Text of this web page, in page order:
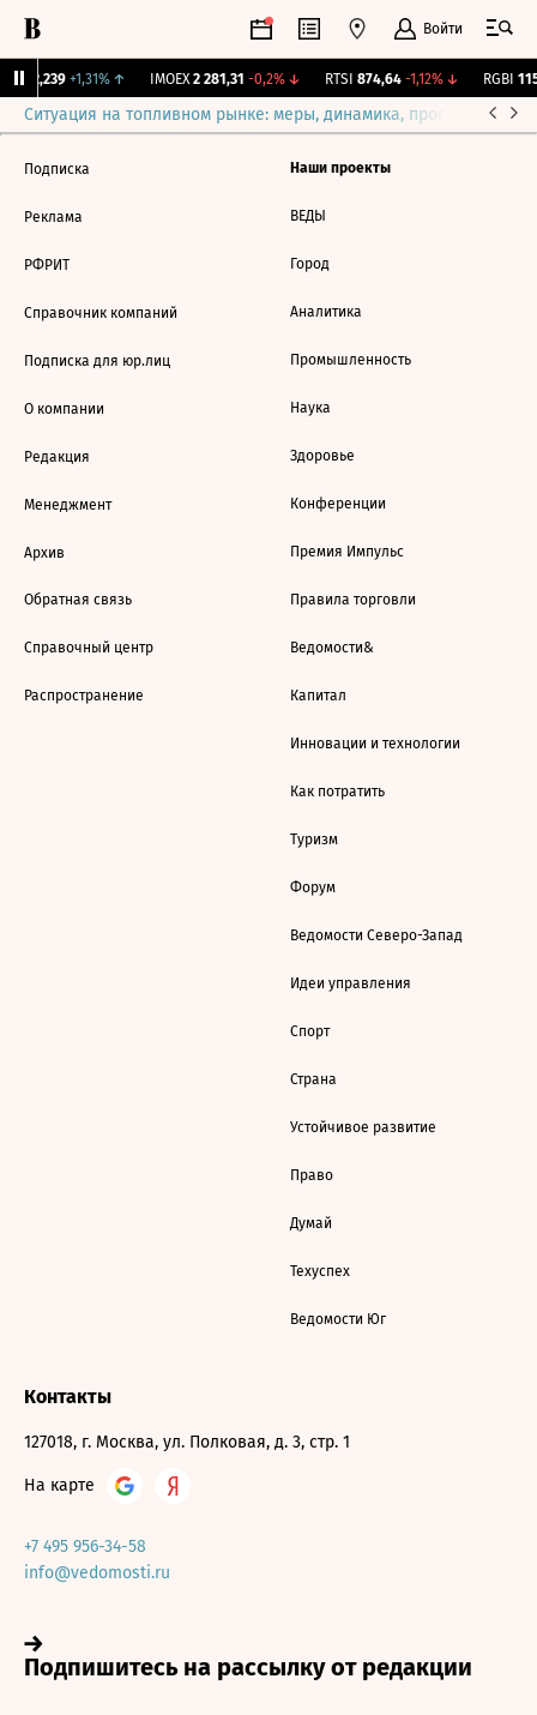
Войти
12,239 +1,31%↑ IMOEX 2 281,31 -0,2%↓ RTSI 874,64 -1,12%↓ RGBI
Ситуация на топливном рынке: меры, динамика, прогнозы
Подписка
Реклама
РФРИТ
Справочник компаний
Подписка для юр.лиц
О компании
Редакция
Менеджмент
Архив
Обратная связь
Справочный центр
Распространение
Наши проекты
ВЕДЫ
Город
Аналитика
Промышленность
Наука
Здоровье
Конференции
Премия Импульс
Правила торговли
Ведомости&
Капитал
Инновации и технологии
Как потратить
Туризм
Форум
Ведомости Северо-Запад
Идеи управления
Спорт
Страна
Устойчивое развитие
Право
Думай
Техуспех
Ведомости Юг
Контакты
127018, г. Москва, ул. Полковая, д. 3, стр. 1
На карте
+7 495 956-34-58
info@vedomosti.ru